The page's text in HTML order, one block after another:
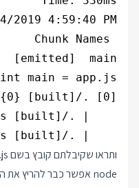
    | ./src/utils.js 47 bytes [built]
node אפשר כבר להריץ את הקובץ: